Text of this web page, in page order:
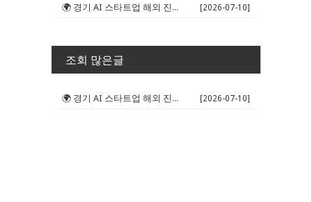
🌍 경기 AI 스타트업 해외 진출 판... [2026-07-10]
조회 많은글
🌍 경기 AI 스타트업 해외 진출 판... [2026-07-10]